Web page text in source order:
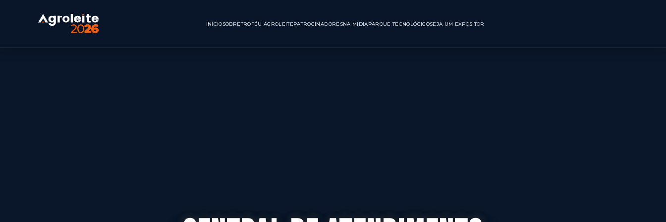
INÍCIOSOBRETROFÉU AGROLEITEPATROCINADORESNA MÍDIAPARQUE TECNOLÓGICOSEJA UM EXPOSITOR